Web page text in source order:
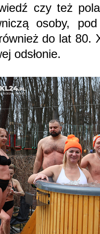
czy też
osoby,
do lat 80.
odsłonie.